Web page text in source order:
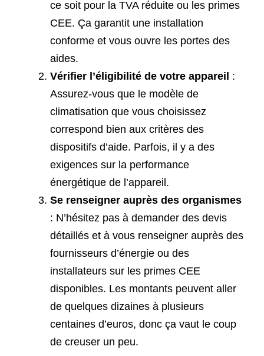
ce soit pour la TVA réduite ou les primes
CEE. Ça garantit une installation
conforme et vous ouvre les portes des
aides.
Vérifier l’éligibilité de votre appareil :
Assurez-vous que le modèle de
climatisation que vous choisissez
correspond bien aux critères des
dispositifs d’aide. Parfois, il y a des
exigences sur la performance
énergétique de l’appareil.
Se renseigner auprès des organismes
: N’hésitez pas à demander des devis
détaillés et à vous renseigner auprès des
fournisseurs d’énergie ou des
installateurs sur les primes CEE
disponibles. Les montants peuvent aller
de quelques dizaines à plusieurs
centaines d’euros, donc ça vaut le coup
de creuser un peu.